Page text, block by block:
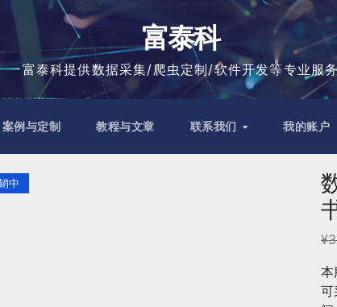
富泰科
富泰科提供数据采集/爬虫定制/软件开发等专业服
案例与定制 教程与文章 联系我们 我的账户
中
¥
本
可